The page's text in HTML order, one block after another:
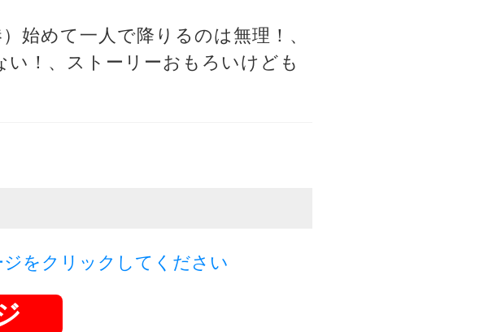
始めて一人で降りるのは無理！、
！、ストーリーおもろいけども
をクリックしてください